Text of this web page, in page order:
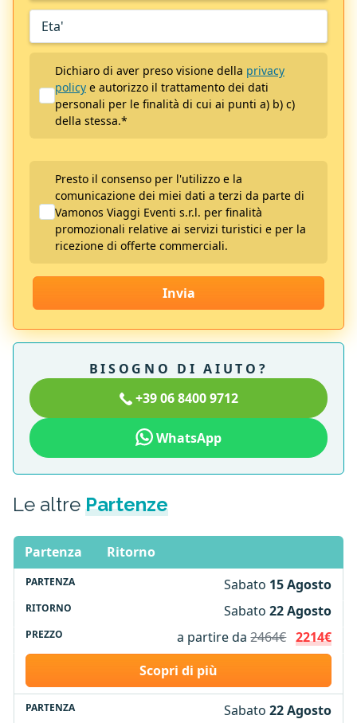
Dichiaro di aver preso visione della privacy
policy e autorizzo il trattamento dei dati
personali per le finalità di cui ai punti a) b) c)
della stessa.*
Presto il consenso per l'utilizzo e la
comunicazione dei miei dati a terzi da parte di
Vamonos Viaggi Eventi s.r.l. per finalità
promozionali relative ai servizi turistici e per la
ricezione di offerte commerciali.
Invia
BISOGNO DI AIUTO?
+39 06 8400 9712
WhatsApp
Le altre Partenze
Partenza
Ritorno
Sabato 15 Agosto
Sabato22 Agosto
a partire da2464€ 2214€
Scopri di più
Sabato22 Agosto